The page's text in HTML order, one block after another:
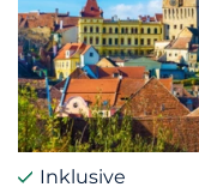
Inklusive